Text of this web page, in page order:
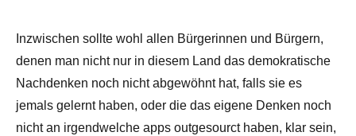
Inzwischen sollte wohl allen Bürgerinnen und Bürgern,
denen man nicht nur in diesem Land das demokratische
Nachdenken noch nicht abgewöhnt hat, falls sie es
jemals gelernt haben, oder die das eigene Denken noch
nicht an irgendwelche apps outgesourct haben, klar sein,